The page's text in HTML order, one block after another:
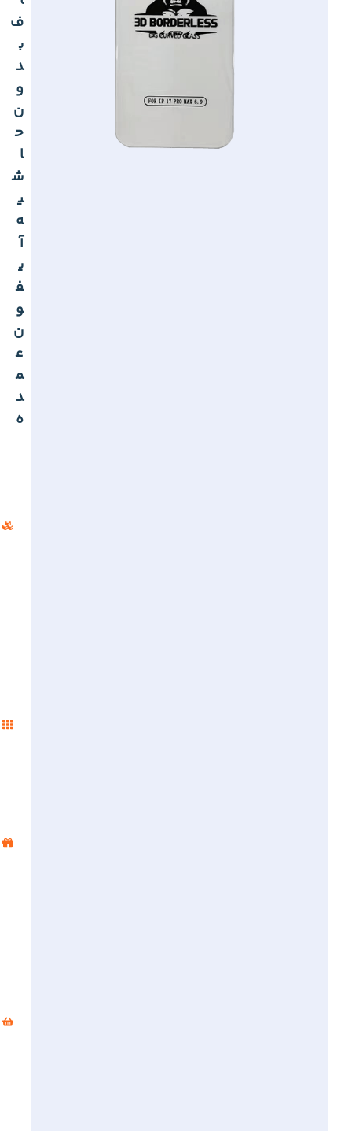
ف
ب
د
و
ن
ح
ا
ش
ی
ه
آ
ی
ف
و
ن
ع
م
د
ه